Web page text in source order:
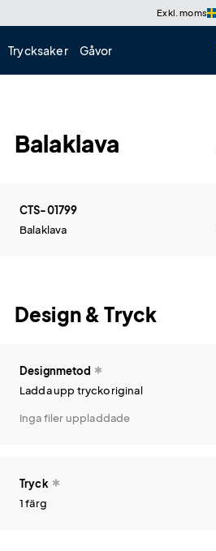
Exkl. moms
Trycksaker Gåvor
Balaklava
CTS-01799
Balaklava
Design & Tryck
Designmetod
Ladda upp tryckoriginal
Inga filer uppladdade
Tryck
1 färg